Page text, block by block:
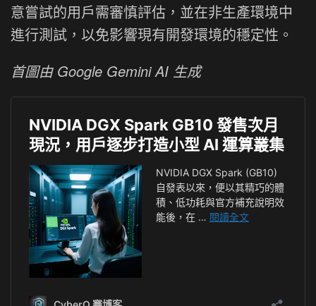
意嘗試的用戶需審慎評估，並在非生產環境中
進行測試，以免影響現有開發環境的穩定性。
首圖由 Google Gemini AI 生成